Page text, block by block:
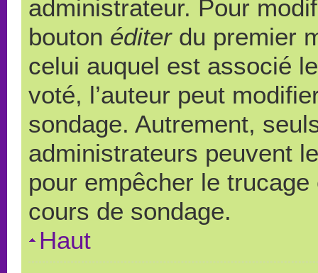
administrateur. Pour
bouton éditerdu premier
celui auquel est associé
voté, l’auteur peut
sondage. Autrement,
administrateurs peuvent
pour empêcher le
cours de sondage.
Haut